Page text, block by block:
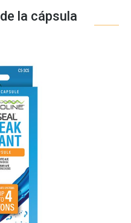
la cápsula